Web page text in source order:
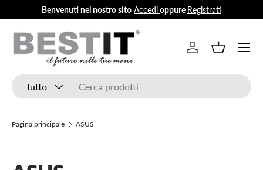
Passa ai contenuti
Benvenuti nel nostro sito Accedioppure Registrati
Cerca
Tipo prodotto
Tutto
AccediCestino
Menu
Pagina principale ASUS